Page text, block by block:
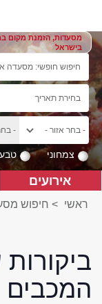
מסעדות, הזמנת מקום
בישראל
צמחוני
אירועים
ראשי > חיפוש
המכבים